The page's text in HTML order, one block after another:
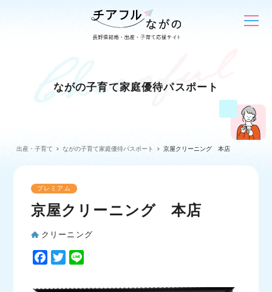
ながの子育て家庭優待パスポート
出産・子育て ながの子育て家庭優待パスポート 京屋クリーニング 本店
プレミアム
京屋クリーニング 本店
クリーニング
F
c
T
i
n